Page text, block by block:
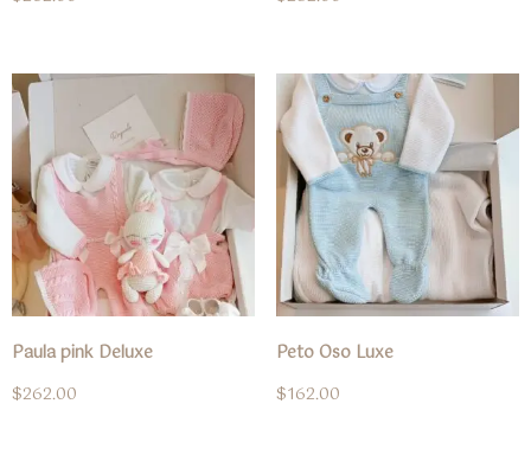
Paula pink Deluxe
$262.00
Peto Oso Luxe
$162.00